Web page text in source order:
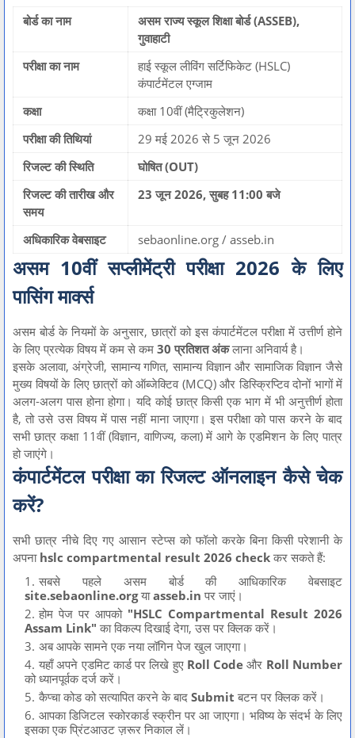
बोर्ड का नाम
असम राज्य स्कूल शिक्षा बोर्ड (ASSEB),
गुवाहाटी
परीक्षा का नाम
हाई स्कूल लीविंग सर्टिफिकेट (HSLC)
कंपार्टमेंटल एग्जाम
कक्षा
कक्षा 10वीं (मैट्रिकुलेशन)
परीक्षा की तिथियां
29 मई 2026 से 5 जून 2026
रिजल्ट की स्थिति
घोषित (OUT)
रिजल्ट की तारीख और
समय
23 जून 2026, सुबह 11:00 बजे
अधिकारिक वेबसाइट sebaonline.org / asseb.in
असम 10वीं सप्लीमेंट्री परीक्षा 2026 के लिए
पासिंग मार्क्स
असम बोर्ड के नियमों के अनुसार, छात्रों को इस कंपार्टमेंटल परीक्षा में उत्तीर्ण होने
के लिए प्रत्येक विषय में कम से कम 30 प्रतिशत अंकलाना अनिवार्य है।
इसके अलावा, अंग्रेजी, सामान्य गणित, सामान्य विज्ञान और सामाजिक विज्ञान जैसे
मुख्य विषयों के लिए छात्रों को ऑब्जेक्टिव (MCQ) और डिस्क्रिप्टिव दोनों भागों में
अलग-अलग पास होना होगा। यदि कोई छात्र किसी एक भाग में भी अनुत्तीर्ण होता
है, तो उसे उस विषय में पास नहीं माना जाएगा। इस परीक्षा को पास करने के बाद
सभी छात्र कक्षा 11वीं (विज्ञान, वाणिज्य, कला) में आगे के एडमिशन के लिए पात्र
हो जाएंगे।
कंपार्टमेंटल परीक्षा का रिजल्ट ऑनलाइन कैसे चेक
करें?
सभी छात्र नीचे दिए गए आसान स्टेप्स को फॉलो करके बिना किसी परेशानी के
अपना hslc compartmental result 2026 check कर सकते हैं:
सबसे पहले असम बोर्ड की आधिकारिक वेबसाइट
site.sebaonline.orgयाasseb.in पर जाएं।
होम पेज पर आपको "HSLC Compartmental Result 2026
Assam Link" का विकल्प दिखाई देगा, उस पर क्लिक करें।
अब आपके सामने एक नया लॉगिन पेज खुल जाएगा।
यहाँ अपने एडमिट कार्ड पर लिखे हुए Roll Code और Roll Number
को ध्यानपूर्वक दर्ज करें।
कैप्चा कोड को सत्यापित करने के बाद Submit बटन पर क्लिक करें।
आपका डिजिटल स्कोरकार्ड स्क्रीन पर आ जाएगा। भविष्य के संदर्भ के लिए
इसका एक प्रिंटआउट ज़रूर निकाल लें।